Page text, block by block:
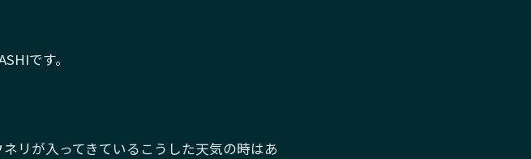
です。
リが入ってきているこうした天気の時はあ